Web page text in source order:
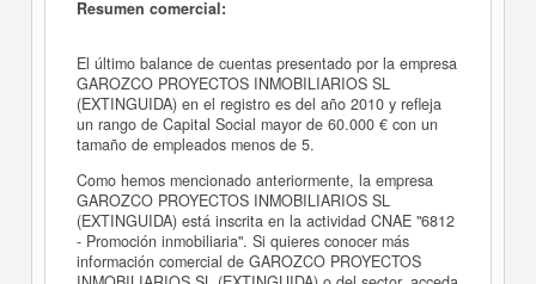
Resumen comercial:
El último balance de cuentas presentado por la empresa
GAROZCO PROYECTOS INMOBILIARIOS SL
(EXTINGUIDA) en el registro es del año 2010 y refleja
un rango de Capital Social mayor de 60.000 € con un
tamaño de empleados menos de 5.
Como hemos mencionado anteriormente, la empresa
GAROZCO PROYECTOS INMOBILIARIOS SL
(EXTINGUIDA) está inscrita en la actividad CNAE "6812
- Promoción inmobiliaria". Si quieres conocer más
información comercial de GAROZCO PROYECTOS